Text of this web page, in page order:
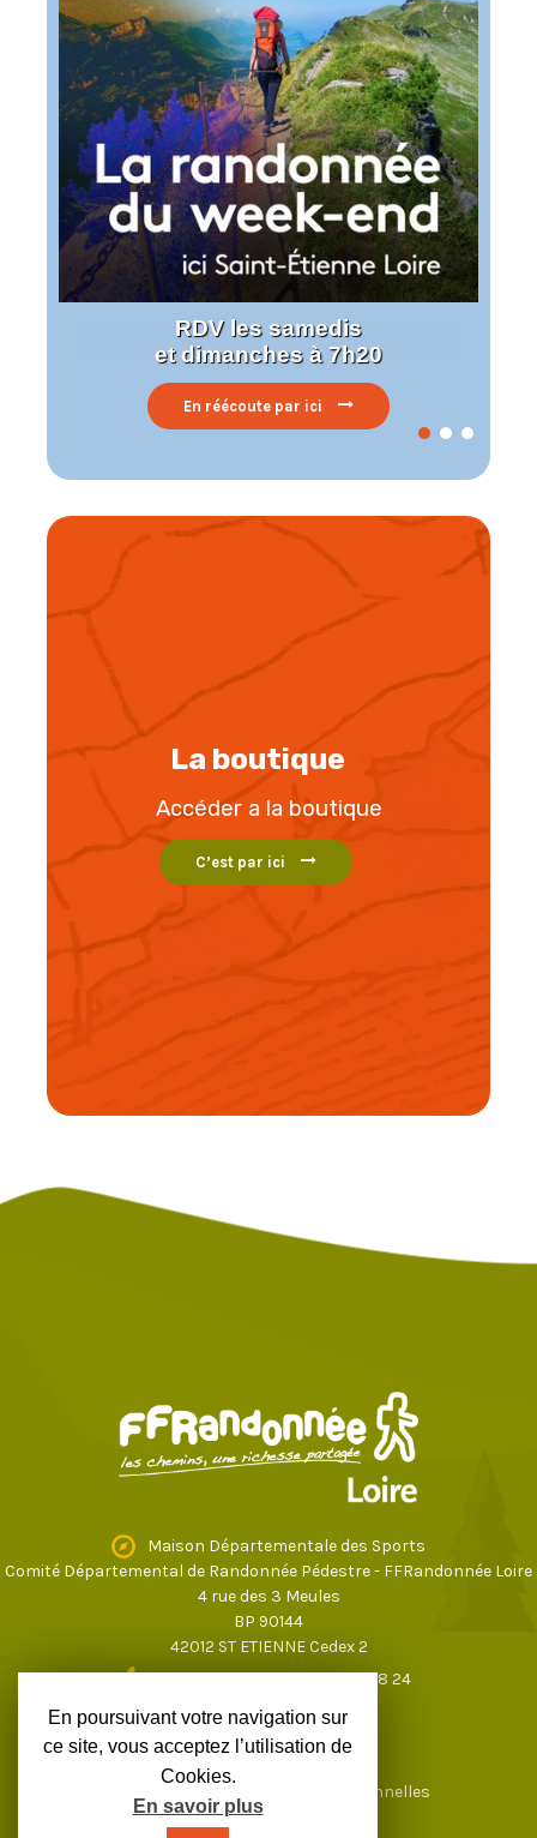
En réécoute par ici
RDV les samedis
et dimanches à 7h20
La boutique
Accéder a la boutique
C’est par ici
Maison Départementale des Sports
Comité Départemental de Randonnée Pédestre - FFRandonnée Loire
4 rue des 3 Meules
BP 90144
42012 ST ETIENNE Cedex 2
04 77 43 59 17ou04 77 37 28 24
loire@ffrandonnee.fr
Données personnelles
En poursuivant votre navigation sur
ce site, vous acceptez l’utilisation de
Cookies.
En savoir plus